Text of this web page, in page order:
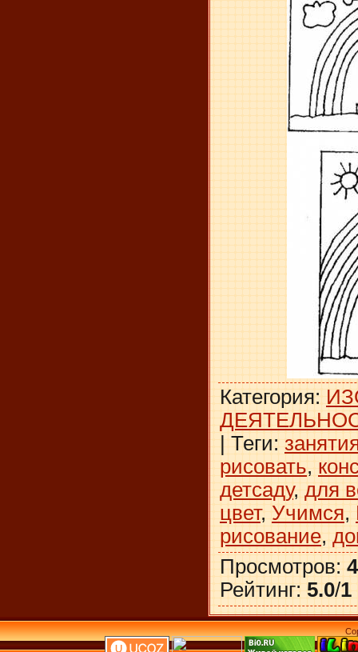
Категория:
| Теги:
рисовать,
детсаду, для
цвет, Учимся,
рисование,
Просмотров:
Рейтинг: 5.0/1